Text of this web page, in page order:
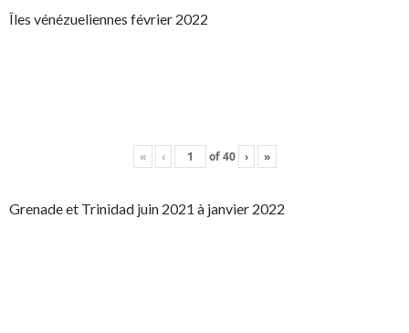
Îles vénézueliennes février 2022
« ‹ of40 › »
Grenade et Trinidad juin 2021 à janvier 2022